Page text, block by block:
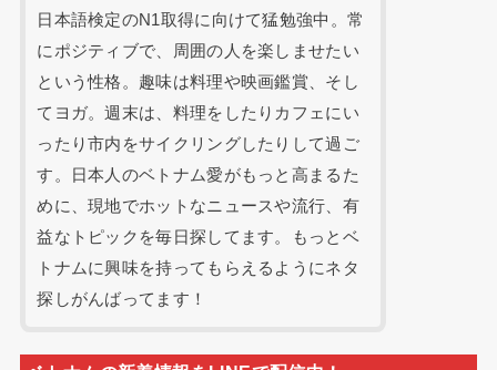
日本語検定のN1取得に向けて猛勉強中。常
にポジティブで、周囲の人を楽しませたい
という性格。趣味は料理や映画鑑賞、そし
てヨガ。週末は、料理をしたりカフェにい
ったり市内をサイクリングしたりして過ご
す。日本人のベトナム愛がもっと高まるた
めに、現地でホットなニュースや流行、有
益なトピックを毎日探してます。もっとベ
トナムに興味を持ってもらえるようにネタ
探しがんばってます！